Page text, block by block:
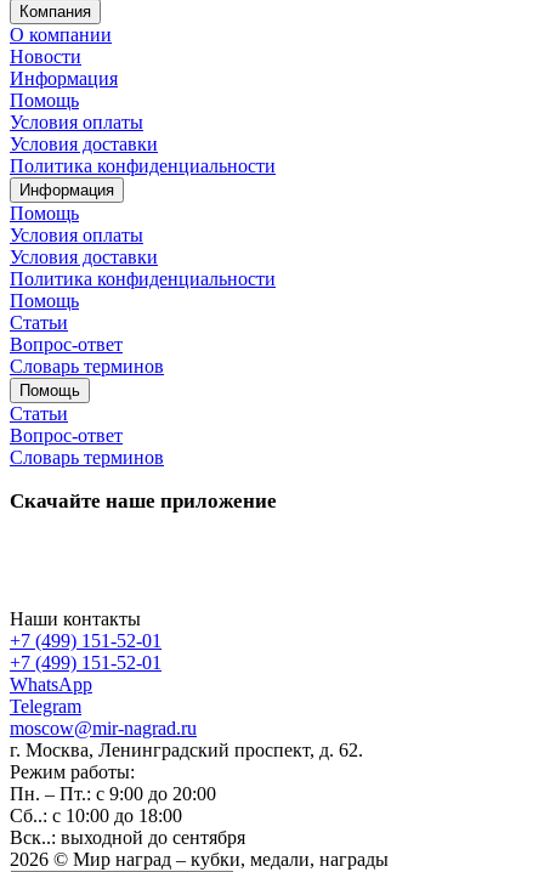
Компания
О компании
Новости
Информация
Помощь
Условия оплаты
Условия доставки
Политика конфиденциальности
Информация
Помощь
Условия оплаты
Условия доставки
Политика конфиденциальности
Помощь
Статьи
Вопрос-ответ
Словарь терминов
Помощь
Статьи
Вопрос-ответ
Словарь терминов
Скачайте наше приложение
Наши контакты
+7 (499) 151-52-01
+7 (499) 151-52-01
WhatsApp
Telegram
moscow@mir-nagrad.ru
г. Москва, Ленинградский проспект, д. 62.
Режим работы:
Пн. – Пт.: с 9:00 до 20:00
Сб..: с 10:00 до 18:00
Вск..: выходной до сентября
2026 © Мир наград – кубки, медали, награды